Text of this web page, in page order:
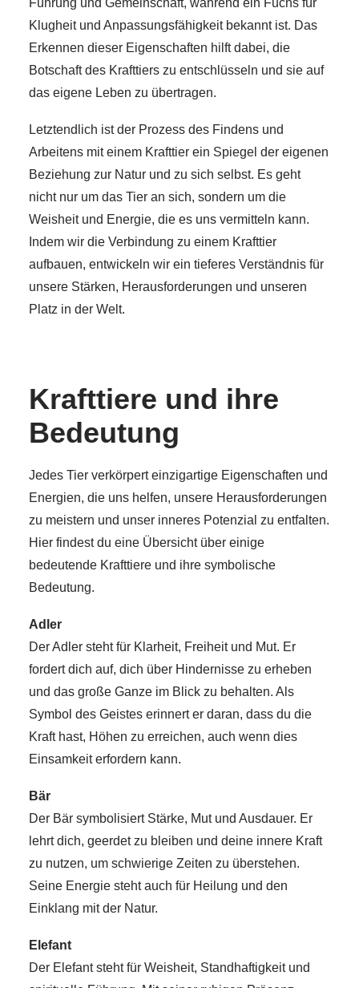
Führung und Gemeinschaft, während ein Fuchs für
Klugheit und Anpassungsfähigkeit bekannt ist. Das
Erkennen dieser Eigenschaften hilft dabei, die
Botschaft des Krafttiers zu entschlüsseln und sie auf
das eigene Leben zu übertragen.
Letztendlich ist der Prozess des Findens und
Arbeitens mit einem Krafttier ein Spiegel der eigenen
Beziehung zur Natur und zu sich selbst. Es geht
nicht nur um das Tier an sich, sondern um die
Weisheit und Energie, die es uns vermitteln kann.
Indem wir die Verbindung zu einem Krafttier
aufbauen, entwickeln wir ein tieferes Verständnis für
unsere Stärken, Herausforderungen und unseren
Platz in der Welt.
Krafttiere und ihre
Bedeutung
Jedes Tier verkörpert einzigartige Eigenschaften und
Energien, die uns helfen, unsere Herausforderungen
zu meistern und unser inneres Potenzial zu entfalten.
Hier findest du eine Übersicht über einige
bedeutende Krafttiere und ihre symbolische
Bedeutung.
Adler
Der Adler steht für Klarheit, Freiheit und Mut. Er
fordert dich auf, dich über Hindernisse zu erheben
und das große Ganze im Blick zu behalten. Als
Symbol des Geistes erinnert er daran, dass du die
Kraft hast, Höhen zu erreichen, auch wenn dies
Einsamkeit erfordern kann.
Bär
Der Bär symbolisiert Stärke, Mut und Ausdauer. Er
lehrt dich, geerdet zu bleiben und deine innere Kraft
zu nutzen, um schwierige Zeiten zu überstehen.
Seine Energie steht auch für Heilung und den
Einklang mit der Natur.
Elefant
Der Elefant steht für Weisheit, Standhaftigkeit und